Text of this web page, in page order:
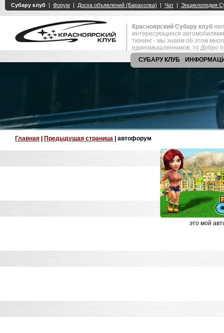
Красноярский Субару клуб
интересующихся
тюнинг - мы знаем об этом
единомышленников, то Добро
СУБАРУ КЛУБ
Главная Предыдущая страница | автофорум
это мой